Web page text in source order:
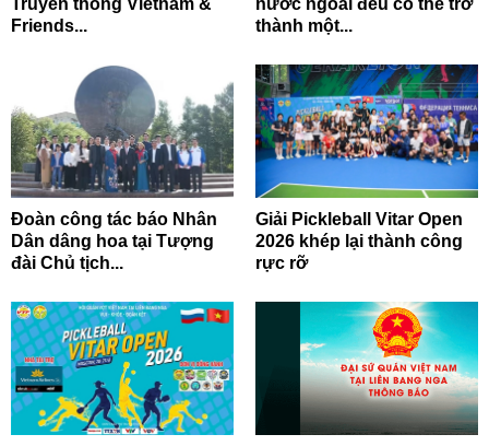
Truyền thống Vietnam &
Friends...
nước ngoài đều có thể trở
thành một...
Đoàn công tác báo Nhân
Dân dâng hoa tại Tượng
đài Chủ tịch...
Giải Pickleball Vitar Open
2026 khép lại thành công
rực rỡ